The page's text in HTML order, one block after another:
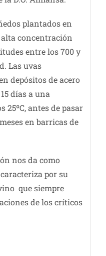
plantados en
concentración
entre los 700 y
Las uvas
depósitos de acero
días a una
25ºC, antes de pasar
en barricas de
nos da como
por su
que siempre
de los críticos